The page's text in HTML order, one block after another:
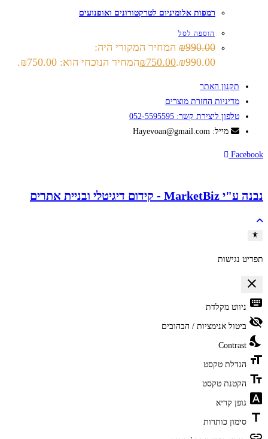
רמפות אלומיניום לטרקטורונים ואופנועים
הוספה לסל
₪990.00
המחיר המקורי היה:
₪990.00.
₪750.00 המחיר הנוכחי הוא: ₪750.00.
תקנון האתר
מדיניות החזרת מוצרים
טלפון ליצירת קשר: 052-5595595
מייל: Hayevoan@gmail.com
Facebook
נבנה ע"י MarketBiz - קידום דיגיטלי ובניית אתרים
תפריט נגישות
close
פתיחה וסגירה של תפריט הנגישותkeyboard ניווט מקלדת
visibility_off ביטול אנימציות / הבהובים
nights_stay
Contrast
format_size הגדלת טקסט
text_fields הקטנת טקסט
font_download גופן קריא
title סימון כותרות